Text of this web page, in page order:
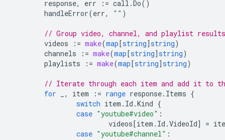
response, err := call .Do()
handleError(err, "" )
// Group video, channel, and playlist
videos
:= make(map[string]string)
channels
:= make(map[string]string)
playlists
:= make(map[string]string)
// Iterate through each item and add it to
for
, item := range response. Items {
switch item . Id .Kind {
case "youtube#video" :
videos[item . Id .VideoId] =
case "youtube#channel" :